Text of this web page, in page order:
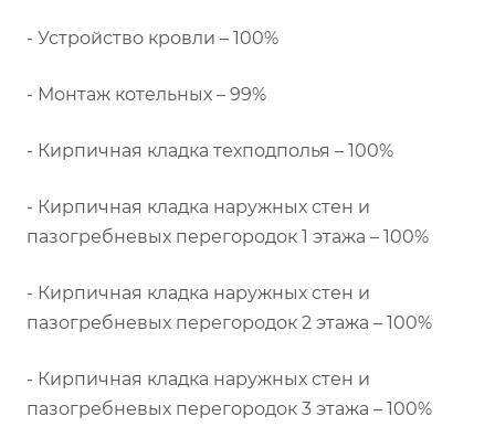
- Устройство кровли – 100%
- Монтаж котельных – 99%
- Кирпичная кладка техподполья – 100%
- Кирпичная кладка наружных стен и
пазогребневых перегородок 1 этажа – 100%
- Кирпичная кладка наружных стен и
пазогребневых перегородок 2 этажа – 100%
- Кирпичная кладка наружных стен и
пазогребневых перегородок 3 этажа – 100%